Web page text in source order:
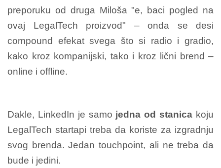
preporuku od druga Miloša "e, baci pogled na
ovaj LegalTech proizvod" – onda se desi
compound efekat svega što si radio i gradio,
kako kroz kompanijski, tako i kroz lični brend –
online i offline.
Dakle, LinkedIn je samo jedna od stanica koju
LegalTech startapi treba da koriste za izgradnju
svog brenda. Jedan touchpoint, ali ne treba da
bude i jedini.